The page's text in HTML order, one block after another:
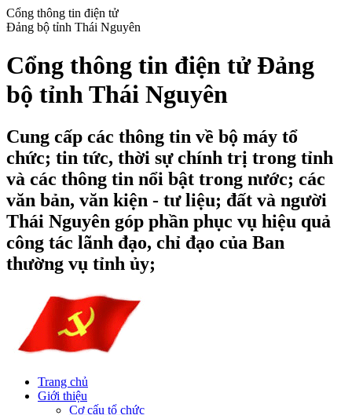
Cổng thông tin điện tử
Đảng bộ tỉnh Thái Nguyên
Cổng thông tin điện tử Đảng
bộ tỉnh Thái Nguyên
Cung cấp các thông tin về bộ máy tổ
chức; tin tức, thời sự chính trị trong tỉnh
và các thông tin nổi bật trong nước; các
văn bản, văn kiện - tư liệu; đất và người
Thái Nguyên góp phần phục vụ hiệu quả
công tác lãnh đạo, chỉ đạo của Ban
thường vụ tỉnh ủy;
Trang chủ
Giới thiệu
Cơ cấu tổ chức